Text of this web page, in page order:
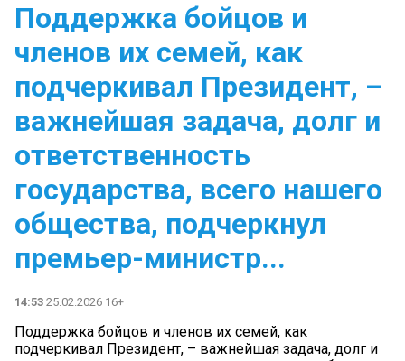
Поддержка бойцов и
членов их семей, как
подчеркивал Президент, –
важнейшая задача, долг и
ответственность
государства, всего нашего
общества, подчеркнул
премьер-министр...
14:53 25.02.2026 16+
Поддержка бойцов и членов их семей, как
подчеркивал Президент, – важнейшая задача, долг и